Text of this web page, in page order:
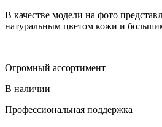
В качестве модели на фото
натуральным цветом кожи и
Огромный ассортимент
В наличии
Профессиональная поддержка